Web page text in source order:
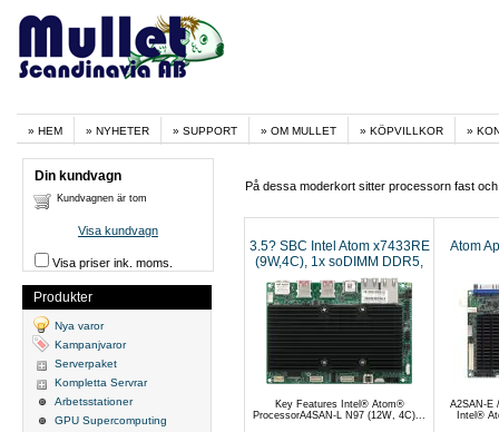
HEM NYHETER SUPPORT OM MULLET KÖPVILLKOR
På dessa moderkort sitter processorn fast
3.5? SBC Intel Atom x7433RE
(9W,4C), 1x soDIMM DDR5,
2x 2.5GbE
Key Features Intel® Atom®
ProcessorA4SAN-L N97 (12W, 4C)...
Atom
A2SAN-E
Intel®
Din kundvagn
Kundvagnen är tom
Visa kundvagn
Visa priser ink. moms.
Produkter
Nya varor
Kampanjvaror
Serverpaket
Kompletta Servrar
Arbetsstationer
GPU Supercomputing